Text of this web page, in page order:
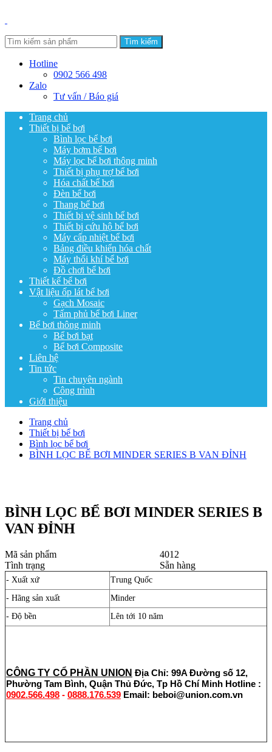
Tìm kiếm
Hotline
0902 566 498
Zalo
Tư vấn / Báo giá
Trang chủ
Thiết bị bể bơi
Bình lọc bể bơi
Máy bơm bể bơi
Máy lọc bể bơi thông minh
Thiết bị phụ trợ bể bơi
Hóa chất bể bơi
Đèn bể bơi
Thang bể bơi
Thiết bị vệ sinh bể bơi
Thiết bị cứu hộ bể bơi
Máy cấp nhiệt bể bơi
Bảng điều khiển hóa chất
Máy thổi khí bể bơi
Đồ chơi bể bơi
Thiết kế bể bơi
Vật liệu ốp lát bể bơi
Gạch Mosaic
Tấm phủ bể bơi Liner
Bể bơi thông minh
Bể bơi bạt
Bể bơi Composite
Liên hệ
Tin tức
Tin chuyên ngành
Công trình
Giới thiệu
Trang chủ
Thiết bị bể bơi
Bình lọc bể bơi
BÌNH LỌC BỂ BƠI MINDER SERIES B VAN ĐỈNH
BÌNH LỌC BỂ BƠI MINDER SERIES B
VAN ĐỈNH
Mã sản phẩm
4012
Tình trạng
Sẵn hàng
- Xuất xứ
Trung Quốc
- Hãng sản xuất
Minder
- Độ bền
Lên tới 10 năm
CÔNG TY CỔ PHẦN UNION Địa Chỉ: 99A Đường số 12,
Phường Tam Bình, Quận Thủ Đức, Tp Hồ Chí Minh Hotline :
0902.566.498 - 0888.176.539 Email: beboi@union.com.vn